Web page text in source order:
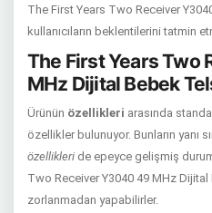
The First Years Two Receiver
kullanıcıların beklentilerini tatmin
The First Years Two
MHz Dijital Bebek
Ürünün özellikleri arasında
özellikler bulunuyor. Bunların yanı
özellikleri de epeyce gelişmiş
Two Receiver Y3040 49 MHz
zorlanmadan yapabilirler.